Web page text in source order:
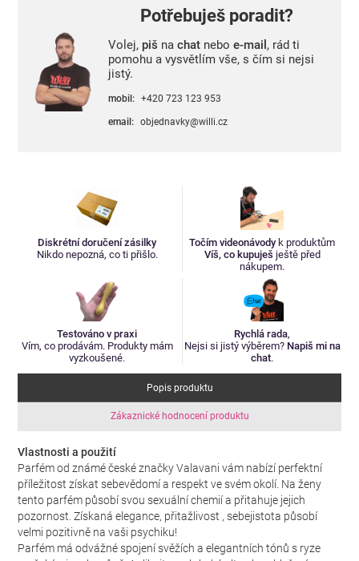
Potřebuješ poradit?
Volej, piš na chatnebo e-mail , rád ti
pomohu a vysvětlím vše, s čím si nejsi
jistý.
mobil: +420 723 123 953
email: objednavky@willi.cz
Diskrétní doručení zásilky
Nikdo nepozná, co ti přišlo.
Točím videonávody k produktům
Víš, co kupuješ ještě před
nákupem.
Testováno v praxi
Vím, co prodávám. Produkty mám
vyzkoušené.
Rychlá rada,
Nejsi si jistý výběrem? Napiš mi na
chat.
Popis produktu
Zákaznické hodnocení produktu
Vlastnosti a použití
Parfém od známé české značky Valavani vám nabízí perfektní
příležitost získat sebevědomí a respekt ve svém okolí. Na ženy
tento parfém působí svou sexuální chemií a přitahuje jejich
pozornost. Získaná elegance, přitažlivost , sebejistota působí
velmi pozitivně na vaši psychiku!
Parfém má odvážné spojení svěžích a elegantních tónů s ryze